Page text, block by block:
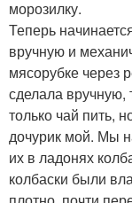
морозилку.
Теперь
вручную и
мясорубке через
сделала
только чай пить,
дочурик мой. Мы
их в ладонях
колбаски были